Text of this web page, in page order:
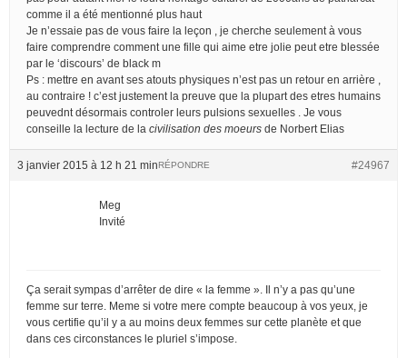
comme il a été mentionné plus haut
Je n’essaie pas de vous faire la leçon , je cherche seulement à vous
faire comprendre comment une fille qui aime etre jolie peut etre blessée
par le ‘discours’ de black m
Ps : mettre en avant ses atouts physiques n’est pas un retour en arrière ,
au contraire ! c’est justement la preuve que la plupart des etres humains
peuvednt désormais controler leurs pulsions sexuelles . Je vous
conseille la lecture de la civilisation des moeurs de Norbert Elias
3 janvier 2015 à 12 h 21 min #24967
RÉPONDRE
Meg
Invité
Ça serait sympas d’arrêter de dire « la femme ». Il n’y a pas qu’une
femme sur terre. Meme si votre mere compte beaucoup à vos yeux, je
vous certifie qu’il y a au moins deux femmes sur cette planète et que
dans ces circonstances le pluriel s’impose.